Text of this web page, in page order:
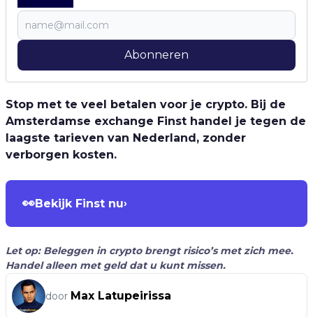
Abonneren
Stop met te veel betalen voor je crypto. Bij de
Amsterdamse exchange Finst handel je tegen de
laagste tarieven van Nederland, zonder
verborgen kosten.
👀Bekijk Finst nu›
Let op: Beleggen in crypto brengt risico’s met zich mee.
Handel alleen met geld dat u kunt missen.
door Max Latupeirissa